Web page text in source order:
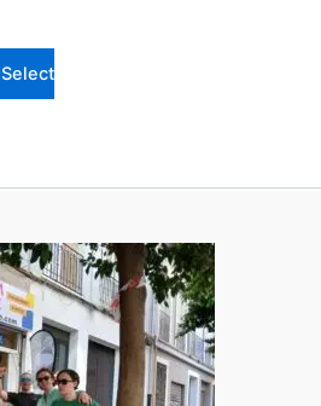
Select